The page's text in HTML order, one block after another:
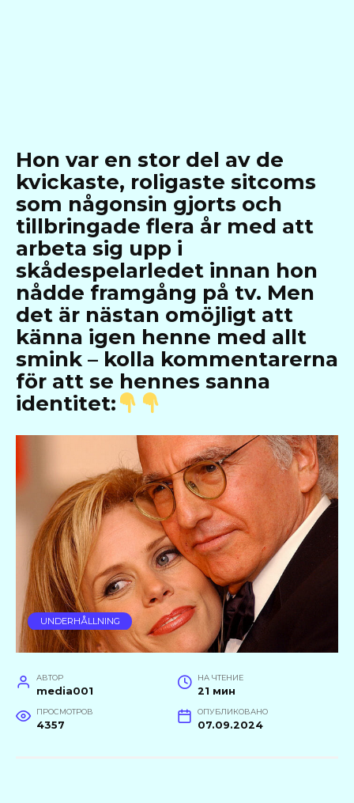
Hon var en stor del av de
kvickaste, roligaste sitcoms
som någonsin gjorts och
tillbringade flera år med att
arbeta sig upp i
skådespelarledet innan hon
nådde framgång på tv. Men
det är nästan omöjligt att
känna igen henne med allt
smink – kolla kommentarerna
för att se hennes sanna
identitet:
UNDERHÅLLNING
АВТОР
media001
НА ЧТЕНИЕ
21 мин
ПРОСМОТРОВ
4357
ОПУБЛИКОВАНО
07.09.2024